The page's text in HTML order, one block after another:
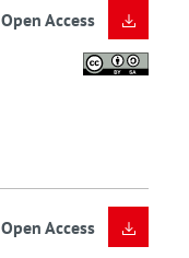
Open Access
Open Access